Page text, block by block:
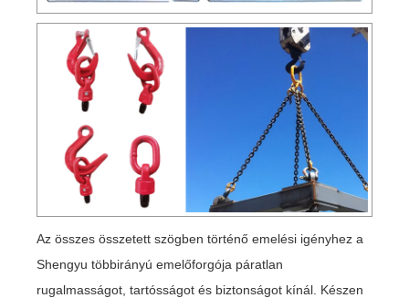
Az összes összetett szögben történő emelési igényhez a
Shengyu többirányú emelőforgója páratlan
rugalmasságot, tartósságot és biztonságot kínál. Készen